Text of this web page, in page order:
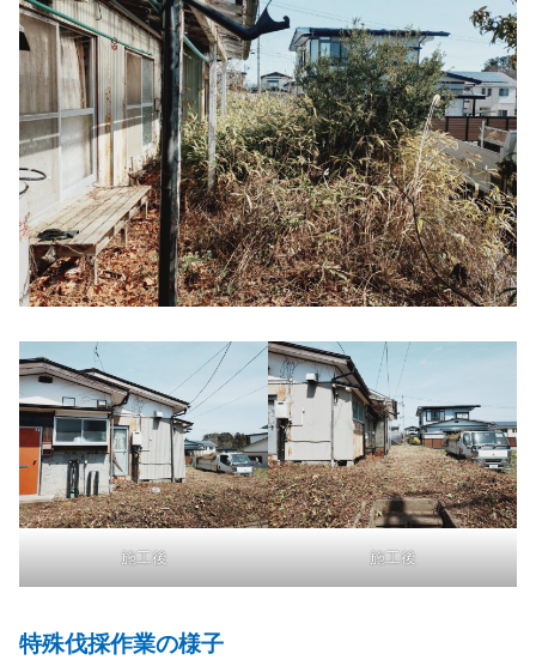
施工後 施工後
特殊伐採作業の様子